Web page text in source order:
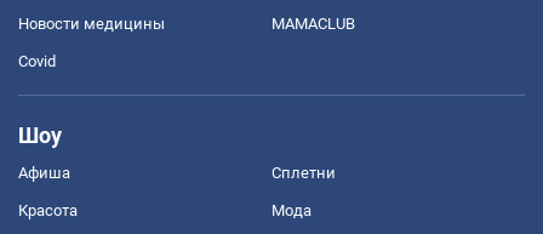
Новости медицины MAMACLUB
Covid
Шоу
Афиша Сплетни
Красота Мода